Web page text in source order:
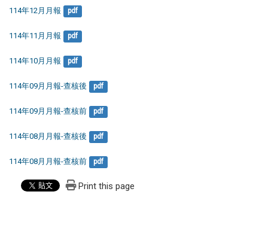
114年12月月報 pdf
114年11月月報 pdf
114年10月月報 pdf
114年09月月報-查核後 pdf
114年09月月報-查核前 pdf
114年08月月報-查核後 pdf
114年08月月報-查核前 pdf
Print this page